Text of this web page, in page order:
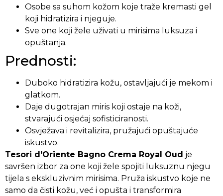
Osobe sa suhom kožom koje traže kremasti gel
koji hidratizira i njeguje.
Sve one koji žele uživati u mirisima luksuza i
opuštanja.
Prednosti:
Duboko hidratizira kožu, ostavljajući je mekom i
glatkom.
Daje dugotrajan miris koji ostaje na koži,
stvarajući osjećaj sofisticiranosti.
Osvježava i revitalizira, pružajući opuštajuće
iskustvo.
Tesori d'Oriente Bagno Crema Royal Oud je
savršen izbor za one koji žele spojiti luksuznu njegu
tijela s ekskluzivnim mirisima. Pruža iskustvo koje ne
samo da čisti kožu, već i opušta i transformira